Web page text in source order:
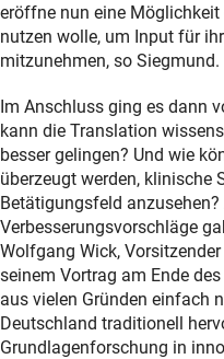
eröffne nun eine Möglichkeit
nutzen wolle, um Input für
mitzunehmen, so Siegmund.
Im Anschluss ging es dann
kann die Translation
besser gelingen? Und wie
überzeugt werden, klinische
Betätigungsfeld
Verbesserungsvorschläge
Wolfgang Wick,
seinem Vortrag am Ende
aus vielen Gründen einfach
Deutschland traditionell
Grundlagenforschung in